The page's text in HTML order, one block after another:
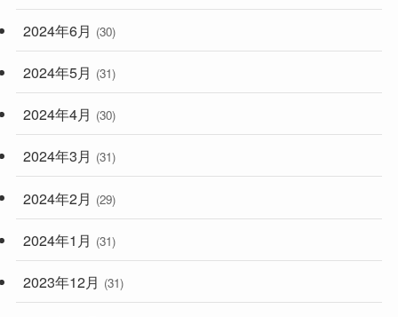
2024年6月 (30)
2024年5月 (31)
2024年4月 (30)
2024年3月 (31)
2024年2月 (29)
2024年1月 (31)
2023年12月 (31)